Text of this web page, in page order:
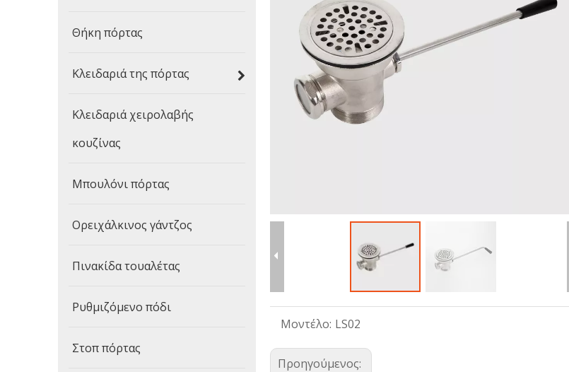
Θήκη πόρτας
Κλειδαριά της πόρτας
Κλειδαριά χειρολαβής
κουζίνας
Μπουλόνι πόρτας
Ορειχάλκινος γάντζος
Πινακίδα τουαλέτας
Ρυθμιζόμενο πόδι
Στοπ πόρτας
Μοντέλο: LS02
Προηγούμενος: